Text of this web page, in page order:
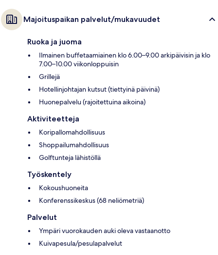
Majoituspaikan palvelut/mukavuudet
Ruoka ja juoma
Ilmainen buffetaamiainen klo 6.00–9.00 arkipäivisin ja klo
7.00–10.00 viikonloppuisin
Grillejä
Hotellinjohtajan kutsut (tiettyinä päivinä)
Huonepalvelu (rajoitettuina aikoina)
Aktiviteetteja
Koripallomahdollisuus
Shoppailumahdollisuus
Golftunteja lähistöllä
Työskentely
Kokoushuoneita
Konferenssikeskus (68 neliömetriä)
Palvelut
Ympäri vuorokauden auki oleva vastaanotto
Kuivapesula/pesulapalvelut